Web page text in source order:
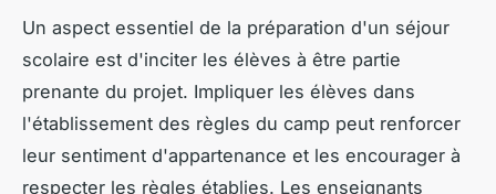
Un aspect essentiel de la préparation d'un séjour
scolaire est d'inciter les élèves à être partie
prenante du projet. Impliquer les élèves dans
l'établissement des règles du camp peut renforcer
leur sentiment d'appartenance et les encourager à
respecter les règles établies. Les enseignants